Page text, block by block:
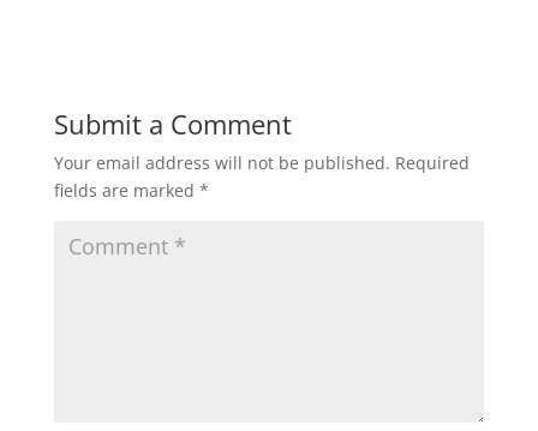
Submit a Comment
Your email address will not be published. Required
fields are marked *